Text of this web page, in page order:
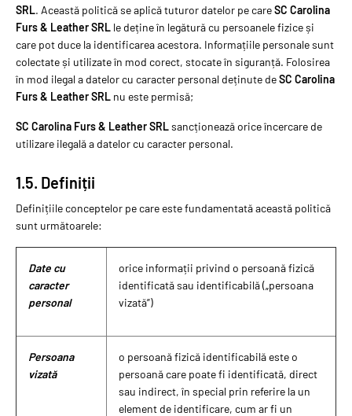
SRL. Această politică se aplică tuturor datelor pe careSC Carolina
Furs & Leather SRL le deține în legătură cu persoanele fizice și
care pot duce la identificarea acestora. Informațiile personale sunt
colectate și utilizate în mod corect, stocate în siguranță. Folosirea
în mod ilegal a datelor cu caracter personal deținute deSC Carolina
Furs & Leather SRL nu este permisă;
SC Carolina Furs & Leather SRLsancționează orice încercare de
utilizare ilegală a datelor cu caracter personal.
1.5. Definiții
Definițiile conceptelor pe care este fundamentată această politică
sunt următoarele:
Date cu
caracter
personal
orice informații privind o persoană fizică
identificată sau identificabilă („persoana
vizată”)
Persoana
vizată
o persoană fizică identificabilă este o
persoană care poate fi identificată, direct
sau indirect, în special prin referire la un
element de identificare, cum ar fi un